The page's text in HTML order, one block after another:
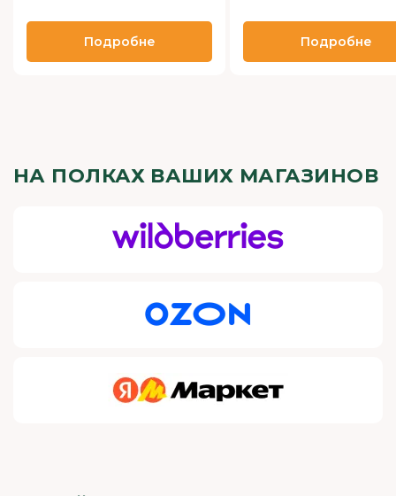
Подробне Подробне
НА ПОЛКАХ ВАШИХ МАГАЗИНОВ